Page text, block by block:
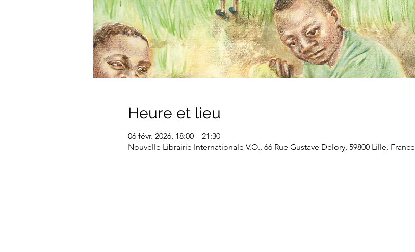
Heure et lieu
06 févr. 2026, 18:00 – 21:30
Nouvelle Librairie Internationale V.O., 66 Rue Gustave Delory, 59800 Lille, France